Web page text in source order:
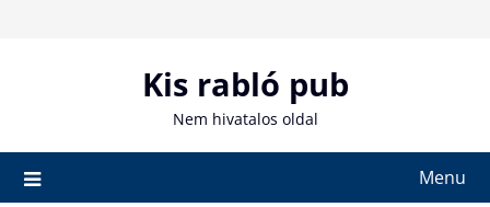
Kis rabló pub
Nem hivatalos oldal
Menu